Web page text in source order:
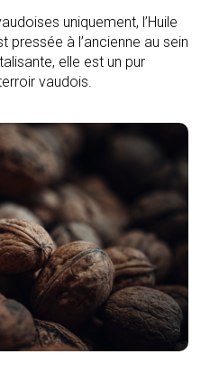
uniquement, l’Huile
pressée à l’ancienne au sein
elle est un pur
vaudois.